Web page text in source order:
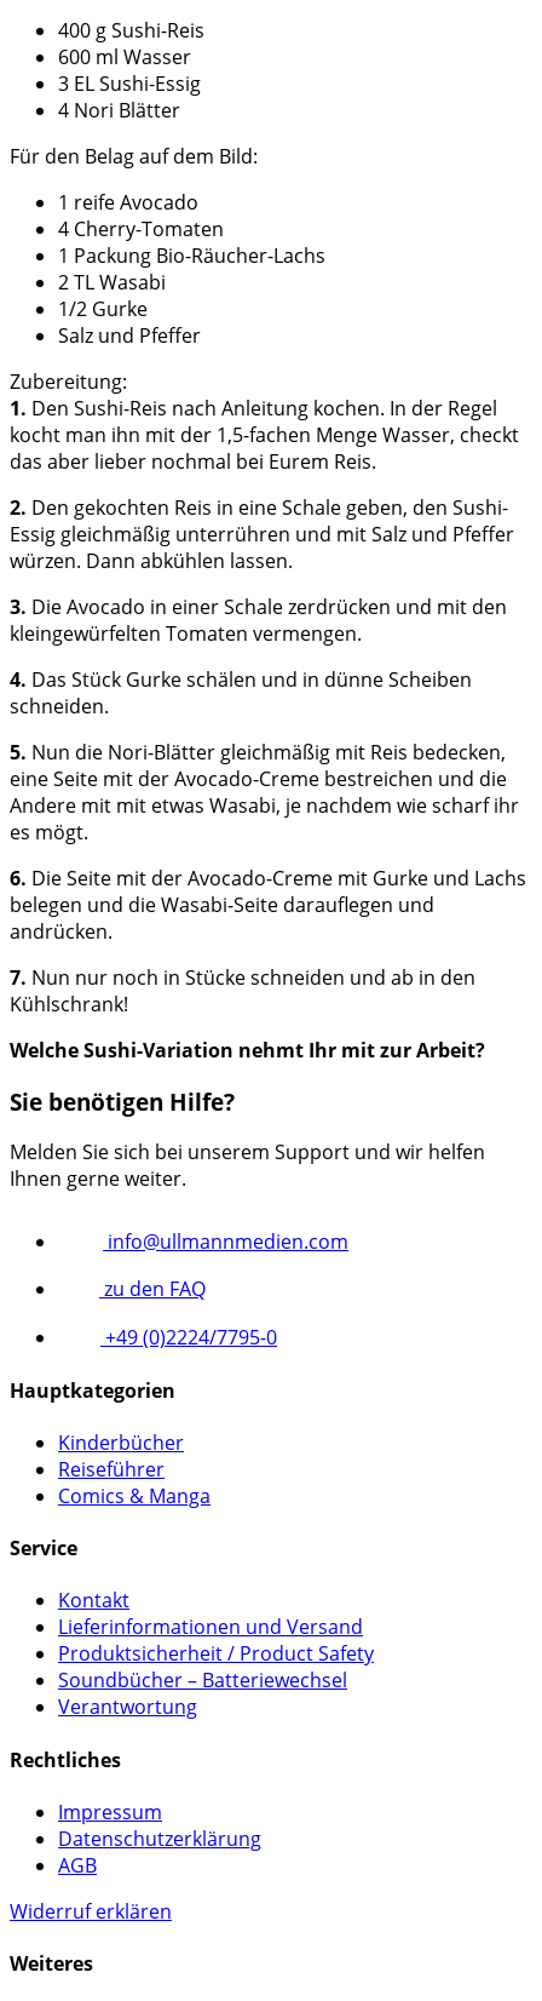
400 g Sushi-Reis
600 ml Wasser
3 EL Sushi-Essig
4 Nori Blätter
Für den Belag auf dem Bild:
1 reife Avocado
4 Cherry-Tomaten
1 Packung Bio-Räucher-Lachs
2 TL Wasabi
1/2 Gurke
Salz und Pfeffer
Zubereitung:
1. Den Sushi-Reis nach Anleitung kochen. In der Regel
kocht man ihn mit der 1,5-fachen Menge Wasser, checkt
das aber lieber nochmal bei Eurem Reis.
2. Den gekochten Reis in eine Schale geben, den Sushi-
Essig gleichmäßig unterrühren und mit Salz und Pfeffer
würzen. Dann abkühlen lassen.
3. Die Avocado in einer Schale zerdrücken und mit den
kleingewürfelten Tomaten vermengen.
4. Das Stück Gurke schälen und in dünne Scheiben
schneiden.
5. Nun die Nori-Blätter gleichmäßig mit Reis bedecken,
eine Seite mit der Avocado-Creme bestreichen und die
Andere mit mit etwas Wasabi, je nachdem wie scharf ihr
es mögt.
6. Die Seite mit der Avocado-Creme mit Gurke und Lachs
belegen und die Wasabi-Seite darauflegen und
andrücken.
7. Nun nur noch in Stücke schneiden und ab in den
Kühlschrank!
Welche Sushi-Variation nehmt Ihr mit zur Arbeit?
Sie benötigen Hilfe?
Melden Sie sich bei unserem Support und wir helfen
Ihnen gerne weiter.
info@ullmannmedien.com
zu den FAQ
+49 (0)2224/7795-0
Hauptkategorien
Kinderbücher
Reiseführer
Comics & Manga
Service
Kontakt
Lieferinformationen und Versand
Produktsicherheit / Product Safety
Soundbücher – Batteriewechsel
Verantwortung
Rechtliches
Impressum
Datenschutzerklärung
AGB
Widerruf erklären
Weiteres